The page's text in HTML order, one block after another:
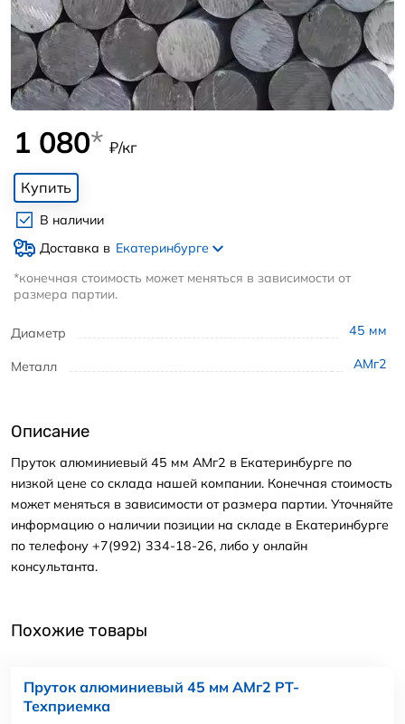
Диаметр 45 мм
Металл АМг2
1 080* ₽/кг
Купить
В наличии
Доставка в Екатеринбурге
*конечная стоимость может меняться в зависимости от
размера партии.
Описание
Пруток алюминиевый 45 мм АМг2 в Екатеринбурге по
низкой цене со склада нашей компании. Конечная стоимость
может меняться в зависимости от размера партии. Уточняйте
информацию о наличии позиции на складе в Екатеринбурге
по телефону +7(992) 334-18-26, либо у онлайн
консультанта.
Похожие товары
Пруток алюминиевый 45 мм АМг2 РТ-
Техприемка